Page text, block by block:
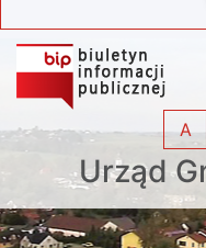
Urząd
A